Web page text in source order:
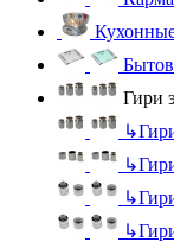
Гири
↳
↳
↳
↳